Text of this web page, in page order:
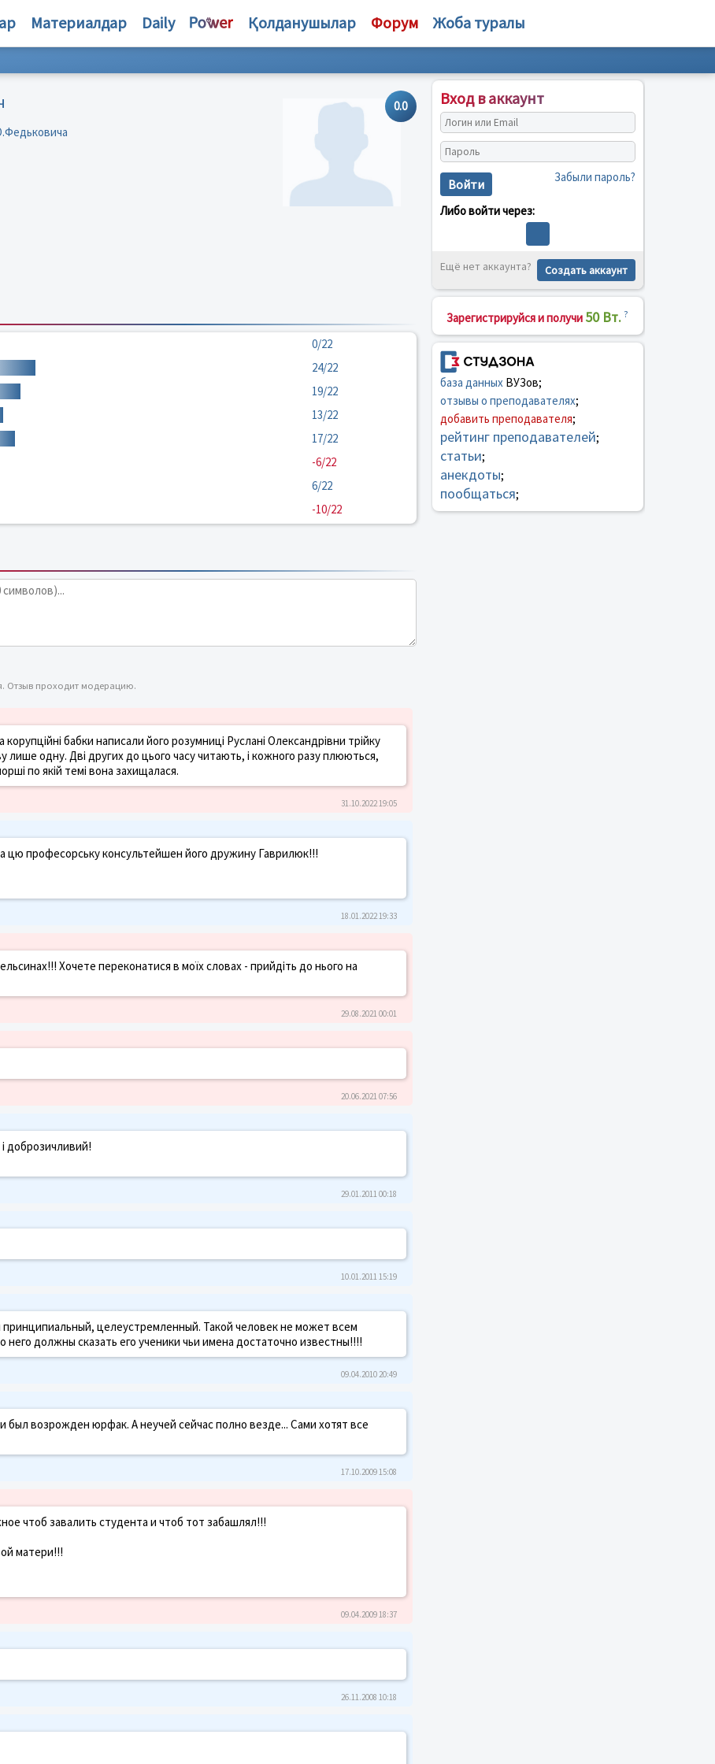
Материалдар Daily Қолданушылар Форум Жоба туралы
0.0
0/22
24/22
19/22
13/22
17/22
-6/22
6/22
-10/22
Отзыв проходит модерацию.
бабки написали його розумниці Руслані Олександрівни трійку
одну. Дві других до цього часу читають, і кожного разу плюються,
по якій темі вона захищалася.
31.10.2022 19:05
цю професорську консультейшен його дружину Гаврилюк!!!
18.01.2022 19:33
Хочете переконатися в моїх словах - прийдіть до нього на
29.08.2021 00:01
20.06.2021 07:56
доброзичливий!
29.01.2011 00:18
10.01.2011 15:19
целеустремленный. Такой человек не может всем
должны сказать его ученики чьи имена достаточно известны!!!!
09.04.2010 20:49
был возрожден юрфак. А неучей сейчас полно везде... Сами хотят все
17.10.2009 15:08
чтоб завалить студента и чтоб тот забашлял!!!
матери!!!
09.04.2009 18:37
26.11.2008 10:18
Вход в аккаунт
Войти Забыли пароль?
Либо войти через:
Ещё нет аккаунта? Создать аккаунт
Зарегистрируйся и получи 50 Вт. ?
база данныхВУЗов;
отзывы о преподавателях;
добавить преподавателя;
рейтинг преподавателей;
статьи;
анекдоты;
пообщаться;